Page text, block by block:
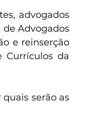
advogados
de Advogados
e reinserção
Currículos da
quais serão as